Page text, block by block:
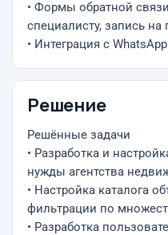
• Формы обратной
специалисту, запись на
• Интеграция с
Решение
Решённые задачи
• Разработка и
нужды агентства
• Настройка каталога
фильтрации по
• Разработка